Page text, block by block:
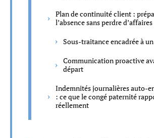
Plan de continuité client :
l’absence sans perdre d’affaires
Sous-traitance encadrée à
Communication proactive
départ
Indemnités journalières auto-
: ce que le congé paternité
réellement